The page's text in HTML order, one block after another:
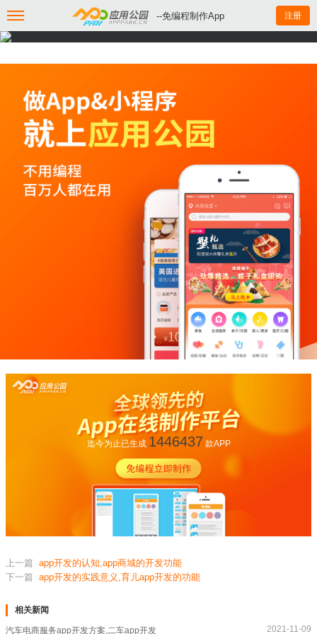
--免编程制作App 注册
迄今为止已生成 1446437 款APP
上一篇 app开发的认知,app商城的开发功能
下一篇 app开发的实践意义,育儿app开发的功能
相关新闻
汽车电商服务app开发方案,二车app开发 2021-11-09